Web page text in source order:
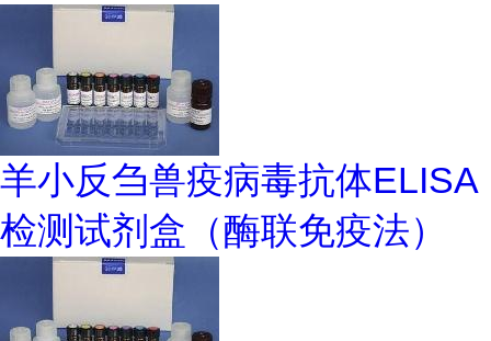
羊小反刍兽疫病毒抗体ELISA
检测试剂盒（酶联免疫法）